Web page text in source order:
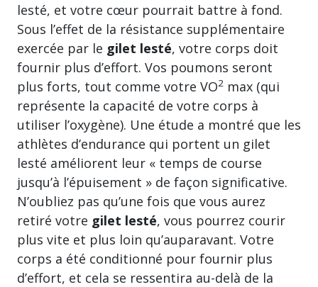
lesté, et votre cœur pourrait battre à fond.
Sous l’effet de la résistance supplémentaire
exercée par le gilet lesté, votre corps doit
fournir plus d’effort. Vos poumons seront
plus forts, tout comme votre VO2 max (qui
représente la capacité de votre corps à
utiliser l’oxygène). Une étude a montré que les
athlètes d’endurance qui portent un gilet
lesté améliorent leur « temps de course
jusqu’à l’épuisement » de façon significative.
N’oubliez pas qu’une fois que vous aurez
retiré votre gilet lesté, vous pourrez courir
plus vite et plus loin qu’auparavant. Votre
corps a été conditionné pour fournir plus
d’effort, et cela se ressentira au-delà de la